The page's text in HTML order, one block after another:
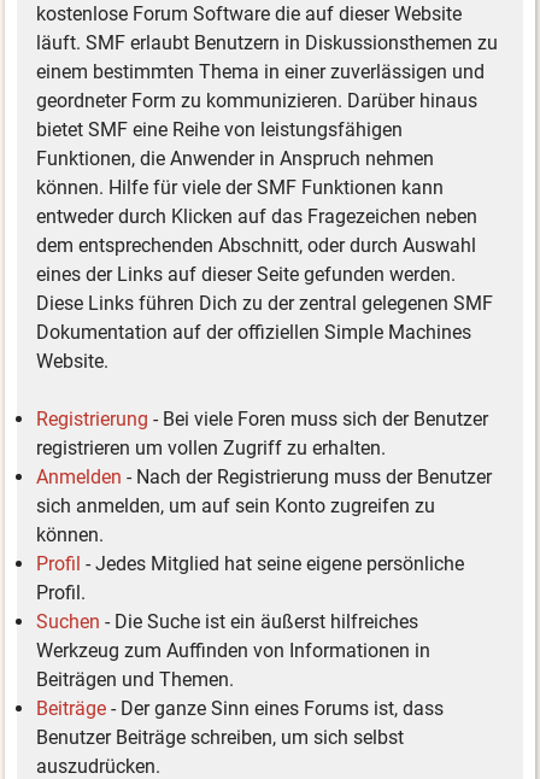
kostenlose Forum Software die auf dieser Website
läuft. SMF erlaubt Benutzern in Diskussionsthemen zu
einem bestimmten Thema in einer zuverlässigen und
geordneter Form zu kommunizieren. Darüber hinaus
bietet SMF eine Reihe von leistungsfähigen
Funktionen, die Anwender in Anspruch nehmen
können. Hilfe für viele der SMF Funktionen kann
entweder durch Klicken auf das Fragezeichen neben
dem entsprechenden Abschnitt, oder durch Auswahl
eines der Links auf dieser Seite gefunden werden.
Diese Links führen Dich zu der zentral gelegenen SMF
Dokumentation auf der offiziellen Simple Machines
Website.
Registrierung - Bei viele Foren muss sich der Benutzer
registrieren um vollen Zugriff zu erhalten.
Anmelden - Nach der Registrierung muss der Benutzer
sich anmelden, um auf sein Konto zugreifen zu
können.
Profil - Jedes Mitglied hat seine eigene persönliche
Profil.
Suchen - Die Suche ist ein äußerst hilfreiches
Werkzeug zum Auffinden von Informationen in
Beiträgen und Themen.
Beiträge - Der ganze Sinn eines Forums ist, dass
Benutzer Beiträge schreiben, um sich selbst
auszudrücken.